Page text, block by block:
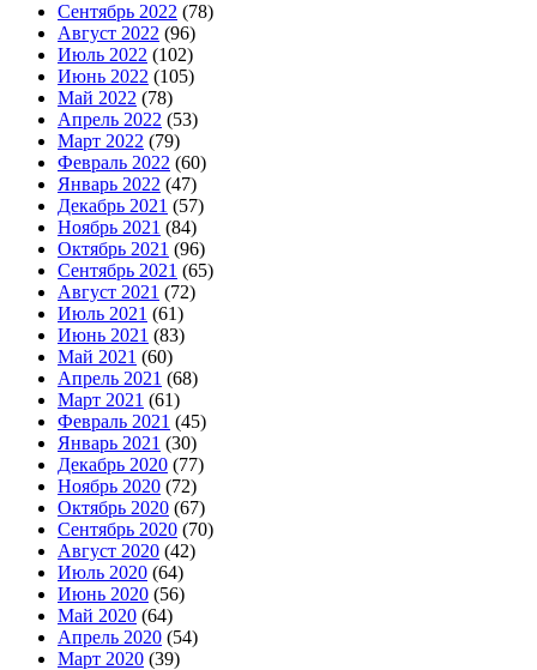
Сентябрь 2022 (78)
Август 2022 (96)
Июль 2022 (102)
Июнь 2022 (105)
Май 2022 (78)
Апрель 2022 (53)
Март 2022 (79)
Февраль 2022 (60)
Январь 2022 (47)
Декабрь 2021 (57)
Ноябрь 2021 (84)
Октябрь 2021 (96)
Сентябрь 2021 (65)
Август 2021 (72)
Июль 2021 (61)
Июнь 2021 (83)
Май 2021 (60)
Апрель 2021 (68)
Март 2021 (61)
Февраль 2021 (45)
Январь 2021 (30)
Декабрь 2020 (77)
Ноябрь 2020 (72)
Октябрь 2020 (67)
Сентябрь 2020 (70)
Август 2020 (42)
Июль 2020 (64)
Июнь 2020 (56)
Май 2020 (64)
Апрель 2020 (54)
Март 2020 (39)